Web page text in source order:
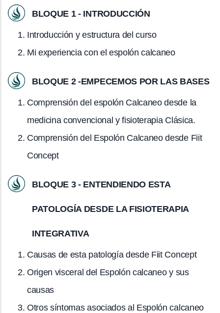
BLOQUE 1 - INTRODUCCIÓN
Introducción y estructura del curso
Mi experiencia con el espolón calcaneo
BLOQUE 2 -EMPECEMOS POR LAS BASES
Comprensión del espolón Calcaneo desde la
medicina convencional y fisioterapia Clásica.
Comprensión del Espolón Calcaneo desde Fiit
Concept
BLOQUE 3 - ENTENDIENDO ESTA
PATOLOGÍA DESDE LA FISIOTERAPIA
INTEGRATIVA
Causas de esta patología desde Fiit Concept
Origen visceral del Espolón calcaneo y sus
causas
Otros síntomas asociados al Espolón calcaneo